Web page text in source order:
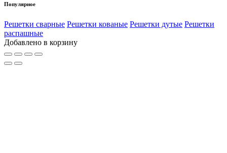
Популярное
Решетки сварные Решетки кованые Решетки дутые Решетки
распашные
Добавлено в корзину